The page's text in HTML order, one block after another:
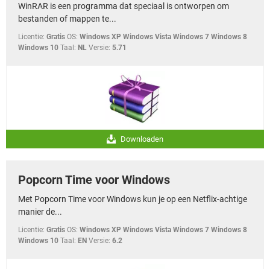
WinRAR is een programma dat speciaal is ontworpen om
bestanden of mappen te...
Licentie: Gratis OS: Windows XP Windows Vista Windows 7 Windows 8
Windows 10 Taal: NL Versie: 5.71
Downloaden
Popcorn Time voor Windows
Met Popcorn Time voor Windows kun je op een Netflix-achtige
manier de...
Licentie: Gratis OS: Windows XP Windows Vista Windows 7 Windows 8
Windows 10 Taal: EN Versie: 6.2